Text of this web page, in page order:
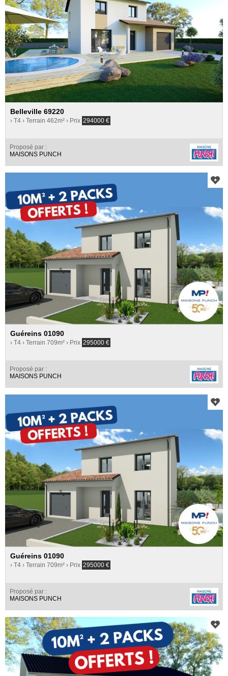
Belleville 69220
› T4 › Terrain 462m² › Prix 294000 €
Proposé par :
MAISONS PUNCH
Guéreins 01090
› T4 › Terrain 709m² › Prix 295000 €
Proposé par :
MAISONS PUNCH
Guéreins 01090
› T4 › Terrain 709m² › Prix 295000 €
Proposé par :
MAISONS PUNCH